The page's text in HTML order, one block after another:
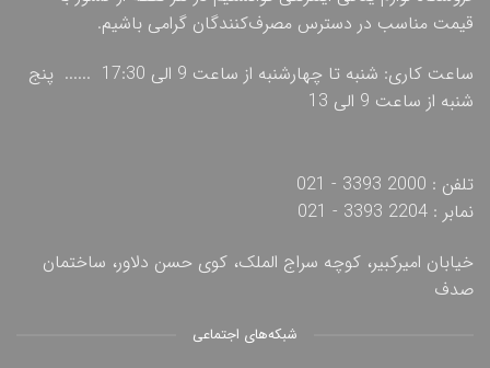
قیمت مناسب در دسترس مصرف‌کنندگان گرامی باشیم.
ساعت کاری: شنبه تا چهارشنبه از ساعت 9 الی 17:30 ...... پنج
شنبه از ساعت 9 الی 13
تلفن : 2000 3393 - 021
نمابر : 2204 3393 - 021
خیابان امیرکبیر، کوچه سراج الملک، کوی حسن دلاور، ساختمان
صدف
شبکه‌های اجتماعی